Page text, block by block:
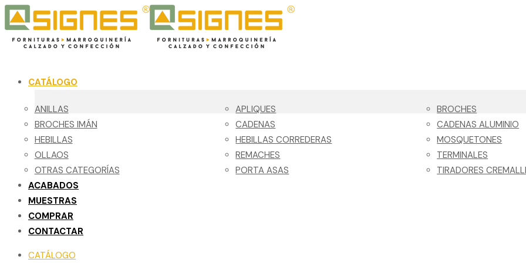
CATÁLOGO
ANILLAS APLIQUES
BROCHES
BROCHES IMÁN
CADENAS
CADENAS ALUMINIO
HEBILLAS
HEBILLAS CORREDERAS
MOSQUETONES
OLLAOS
REMACHES
TERMINALES
OTRAS CATEGORÍAS
PORTA ASAS
TIRADORES
ACABADOS
MUESTRAS
COMPRAR
CONTACTAR
CATÁLOGO